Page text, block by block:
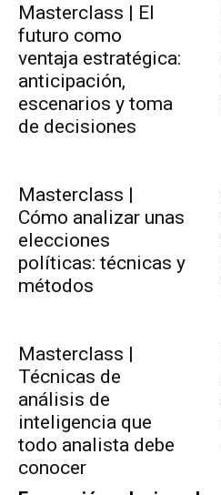
Masterclass | El
futuro como
ventaja estratégica:
anticipación,
escenarios y toma
de decisiones
Masterclass |
Cómo analizar unas
elecciones
políticas: técnicas y
métodos
Masterclass |
Técnicas de
análisis de
inteligencia que
todo analista debe
conocer